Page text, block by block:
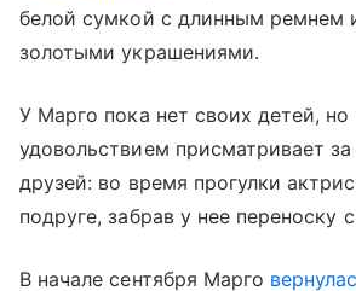
белой сумкой с длинным ремнем
золотыми украшениями.
У Марго пока нет своих детей, но
удовольствием присматривает
друзей: во время прогулки
подруге, забрав у нее переноску
В начале сентября Марго